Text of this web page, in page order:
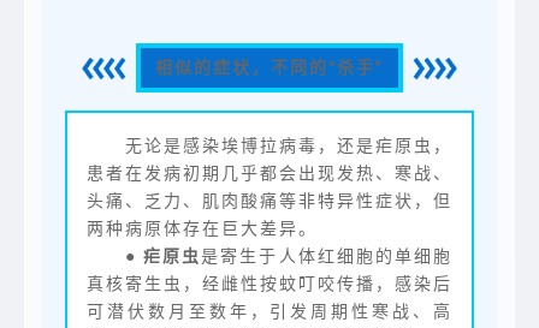
相似的症状，不同的“杀手”
无论是感染埃博拉病毒，还是疟原虫，
患者在发病初期几乎都会出现发热、寒战、
头痛、乏力、肌肉酸痛等非特异性症状，但
两种病原体存在巨大差异。
●疟原虫是寄生于人体红细胞的单细胞
真核寄生虫，经雌性按蚊叮咬传播，感染后
可潜伏数月至数年，引发周期性寒战、高